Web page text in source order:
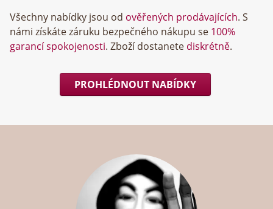
Všechny nabídky jsou od ověřených prodávajících. S
námi získáte záruku bezpečného nákupu se 100%
garancí spokojenosti. Zboží dostanete diskrétně.
PROHLÉDNOUT NABÍDKY